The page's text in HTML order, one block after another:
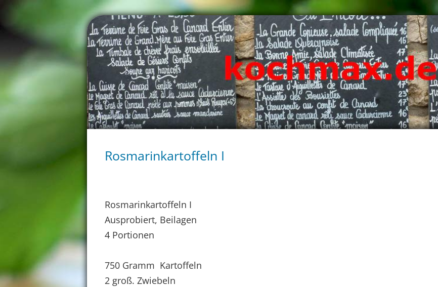
Rosmarinkartoffeln I
Rosmarinkartoffeln I
Ausprobiert, Beilagen
4 Portionen
750 Gramm Kartoffeln
2 groß. Zwiebeln